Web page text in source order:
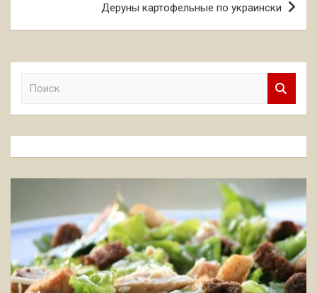
Деруны картофельные по украински
к